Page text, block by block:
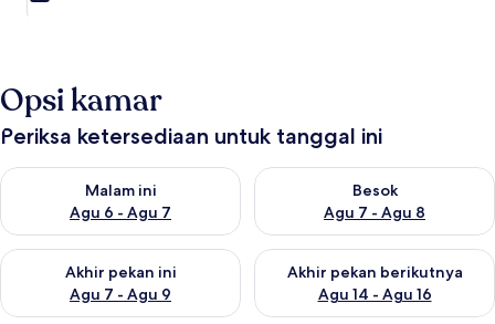
Opsi kamar
Periksa ketersediaan untuk tanggal ini
Malam ini
Agu 6 - Agu 7
Periksa ketersediaan untuk malam ini Agu 6 - Agu 7
Besok
Agu 7 - Agu 8
Periksa ketersediaan untuk
Akhir pekan ini
Agu 7 - Agu 9
Periksa ketersediaan untuk akhir pekan ini Agu 7 - Agu 9
Akhir pekan berikutnya
Agu 14 - Agu 16
Periksa ketersediaan untuk